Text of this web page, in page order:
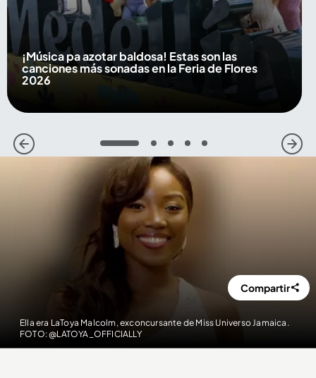
¡Música pa azotar baldosa! Estas son las
canciones más sonadas en la Feria de Flores
2026
1 2 3 4 5
Ella era LaToya Malcolm, exconcursante de Miss Universo Jamaica.
FOTO: @LATOYA_OFFICIALLY
Compartir